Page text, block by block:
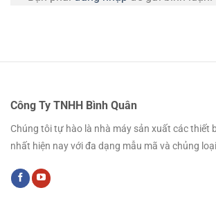
Công Ty TNHH Bình Quân
Chúng tôi tự hào là nhà máy sản xuất các thiết
nhất hiện nay với đa dạng mẫu mã và chủng